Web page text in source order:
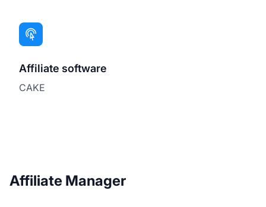
Affiliate software
CAKE
Affiliate Manager